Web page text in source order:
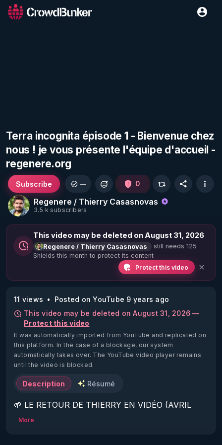
Terra incognita épisode 1 - Bienvenue chez
nous ! je vous présente l'équipe d'accueil -
regenere.org
Regenere / Thierry Casasnovas
3.5 k subscribers
Subscribe — 0
This video may be deleted on August 31, 2026
Regenere / Thierry Casasnovas
still needs 125
Shields this month to protect its content
Protect this video
11 views
Posted on YouTube 9 years ago
This video may be deleted on August 31, 2026 —
Protect this video
It was automatically imported from YouTube and replicated on
this platform. In the case of a blockage, our system
automatically takes over. The YouTube video player remains
until the video is blocked.
Description Résumé
🌱 LE RETOUR DE THIERRY EN VIDÉO (AVRIL
2022)!
More